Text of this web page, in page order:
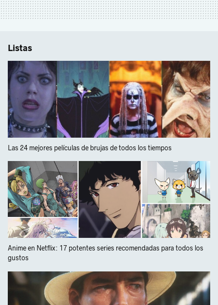
Listas
Las 24 mejores películas de brujas de todos los tiempos
Anime en Netflix: 17 potentes series recomendadas para todos los
gustos